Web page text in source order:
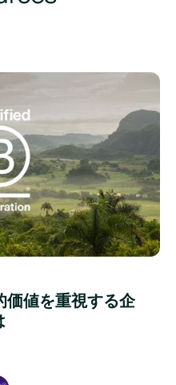
価値を重視する企